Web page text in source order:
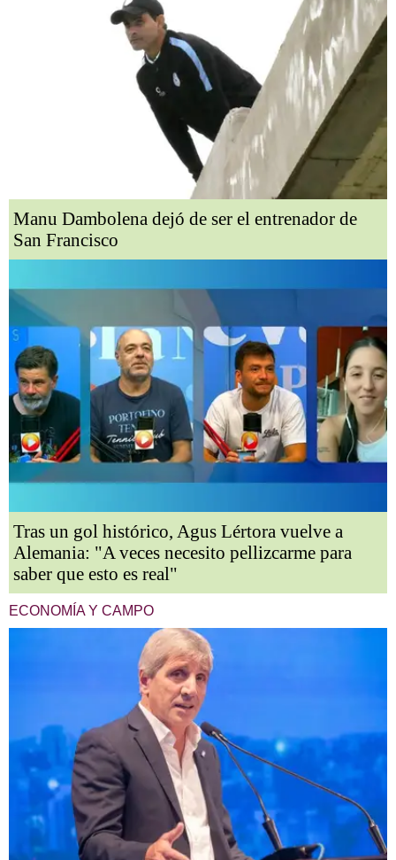
Manu Dambolena dejó de ser el entrenador de
San Francisco
Tras un gol histórico, Agus Lértora vuelve a
Alemania: "A veces necesito pellizcarme para
saber que esto es real"
ECONOMÍA Y CAMPO